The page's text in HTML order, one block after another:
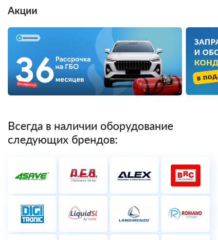
Акции
Всегда в наличии оборудование
следующих брендов: